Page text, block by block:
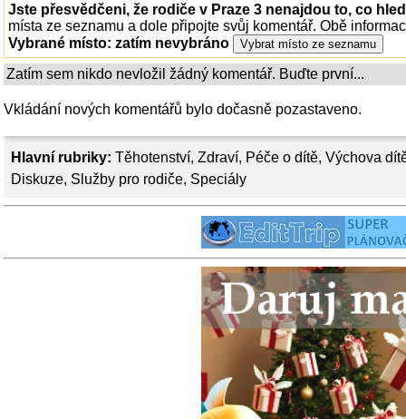
Hlavní rubriky: Těhotenství, Zdraví, Péče o dítě, Výchova
Diskuze, Služby pro rodiče, Speciály
Jste přesvědčeni, že rodiče v Praze 3 nenajdou to, co
místa ze seznamu a dole připojte svůj komentář. Obě
Vybrané místo: zatím nevybráno
Zatím sem nikdo nevložil žádný komentář. Buďte první...
Vkládání nových komentářů bylo dočasně pozastaveno.